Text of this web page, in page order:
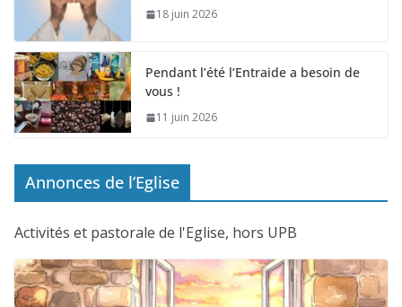
18 juin 2026
Pendant l’été l’Entraide a besoin de
vous !
11 juin 2026
Annonces de l’Eglise
Activités et pastorale de l'Eglise, hors UPB